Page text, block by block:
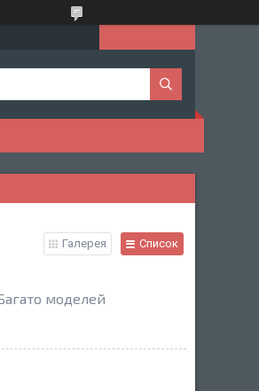
Галерея Список
моделей